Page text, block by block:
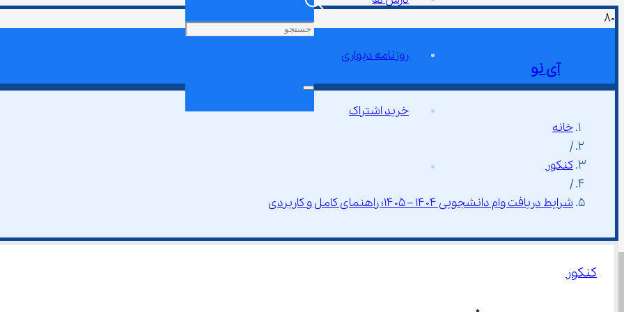
آی نو
روزنامه دیواری
خرید اشتراک
خانه
/
کنکور
/
شرایط دریافت وام دانشجویی ۱۴۰۴ – ۱۴۰۵؛ راهنمای کامل و کاربردی
کنکور